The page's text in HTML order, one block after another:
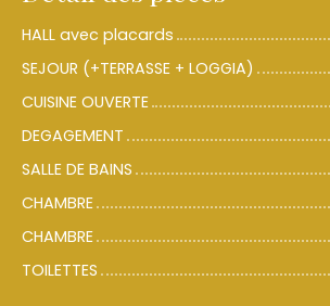
HALL avec placards
SEJOUR (+TERRASSE + LOGGIA)
CUISINE OUVERTE
DEGAGEMENT
SALLE DE BAINS
CHAMBRE
CHAMBRE
TOILETTES